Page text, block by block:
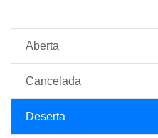
Aberta
Cancelada
Deserta